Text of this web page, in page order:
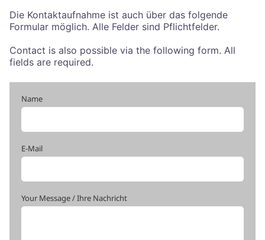
Die Kontaktaufnahme ist auch über das folgende
Formular möglich. Alle Felder sind Pflichtfelder.
Contact is also possible via the following form. All
fields are required.
Name
E-Mail
Your Message / Ihre Nachricht